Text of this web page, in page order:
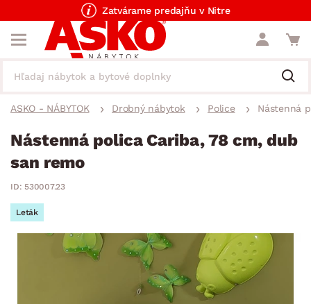
Zatvárame predajňu v Nitre
ASKO - NÁBYTOK Drobný nábytok Police Nástenná
Nástenná polica Cariba, 78 cm, dub
san remo
ID: 530007.23
Leták